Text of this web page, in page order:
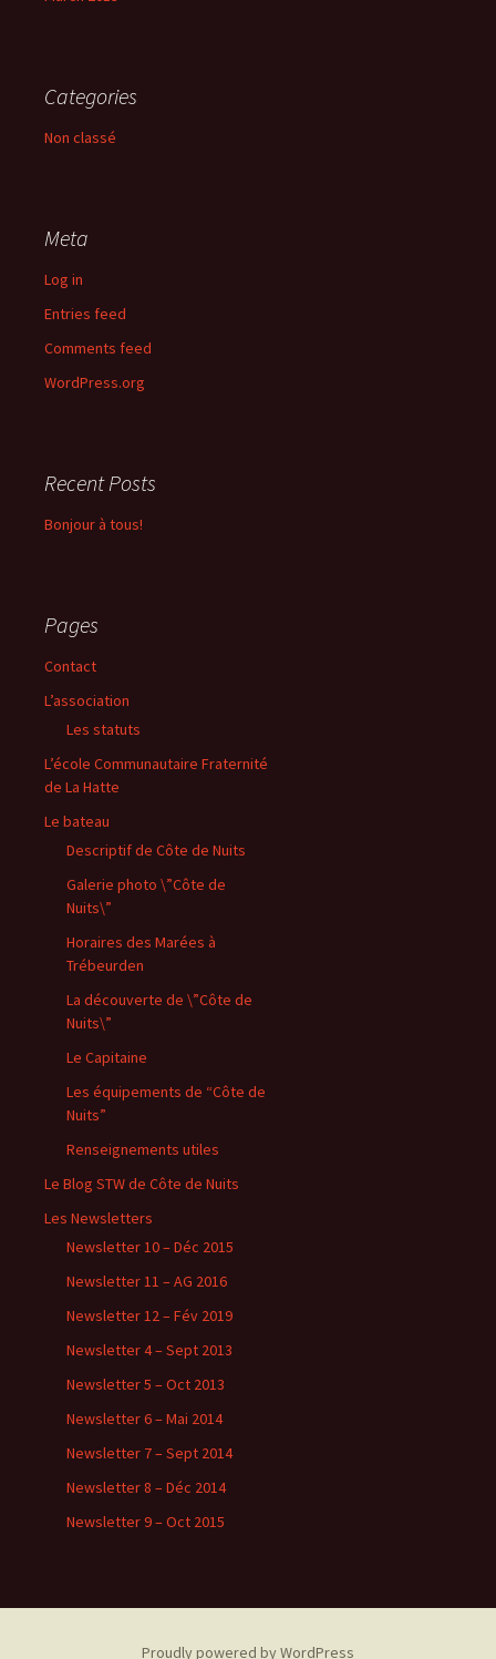
Categories
Non classé
Meta
Log in
Entries feed
Comments feed
WordPress.org
Recent Posts
Bonjour à tous!
Pages
Contact
L’association
Les statuts
L’école Communautaire Fraternité
de La Hatte
Le bateau
Descriptif de Côte de Nuits
Galerie photo \”Côte de
Nuits\”
Horaires des Marées à
Trébeurden
La découverte de \”Côte de
Nuits\”
Le Capitaine
Les équipements de “Côte de
Nuits”
Renseignements utiles
Le Blog STW de Côte de Nuits
Les Newsletters
Newsletter 10 – Déc 2015
Newsletter 11 – AG 2016
Newsletter 12 – Fév 2019
Newsletter 4 – Sept 2013
Newsletter 5 – Oct 2013
Newsletter 6 – Mai 2014
Newsletter 7 – Sept 2014
Newsletter 8 – Déc 2014
Newsletter 9 – Oct 2015
Proudly powered by WordPress